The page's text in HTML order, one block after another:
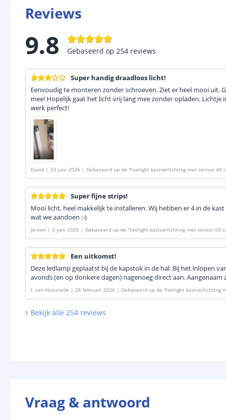
Reviews
9.8 Gebaseerd op 254 reviews
Super handig draadloos licht!
Eenvoudig te monteren zonder schroeven. Ziet er heel mooi uit.
mee! Hopelijk gaat het licht vrij lang mee zonder opladen. Lichtje
werk perfect!
David | 23 juni 2026 | Gebaseerd op de 'Yeelight kastverlichting met sensor 40
Super fijne strips!
Mooi licht, heel makkelijk te installeren. Wij hebben er 4 in de
wat we aandoen :-)
Jeroen | 2 juni 2026 | Gebaseerd op de 'Yeelight kastverlichting met sensor 60
Een uitkomst!
Deze ledlamp geplaatst bij de kapstok in de hal. Bij het inlopen
avonds (en op donkere dagen) nagenoeg direct aan. Aangenaam
I. van Huisstede | 26 februari 2026 | Gebaseerd op de 'Yeelight kastverlichting
icht - Oplaadbare batterij'
Bekijk alle 254 reviews
Vraag & antwoord